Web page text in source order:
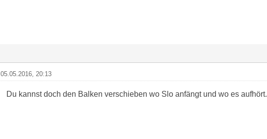
05.05.2016, 20:13
Du kannst doch den Balken verschieben wo Slo anfängt und wo es aufhört.